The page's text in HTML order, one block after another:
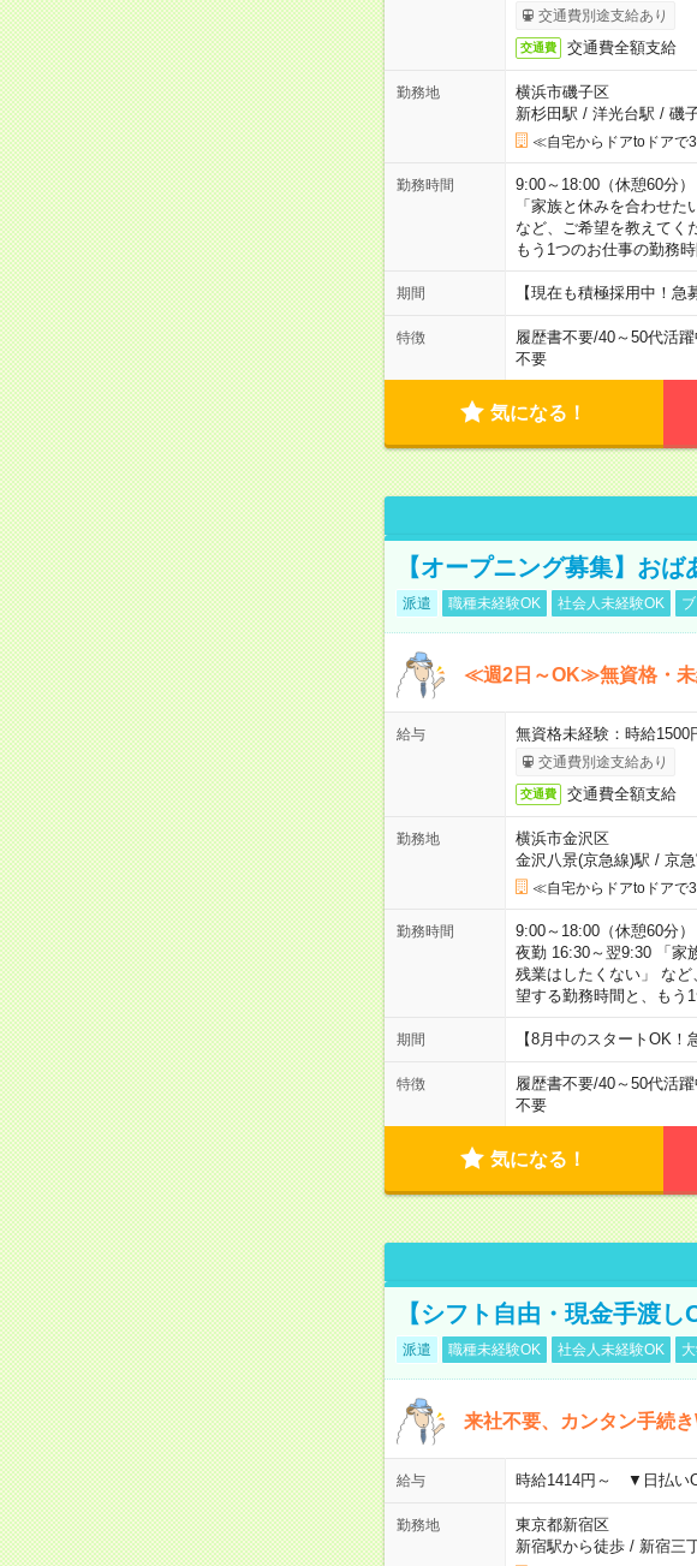
交通費別途支給あり
交通費 交通費全額支給
勤務地
横浜市磯子区
新杉田駅 / 洋光台駅 / 磯
≪自宅からドアtoドアで
勤務時間
9:00～18:00（休憩60分
「家族と休みを合わせ
など、ご希望を教えてく
もう1つのお仕事の勤務
期間 【現在も積極採用中！
特徴 履歴書不要/40～50代活躍
不要
気になる！
【オープニング募集】お
派遣 職種未経験OK 社会人未経験OK
≪週2日～OK≫無資格・未
給与 無資格未経験：時給
交通費別途支給あり
交通費 交通費全額支給
勤務地
横浜市金沢区
金沢八景(京急線)駅 / 京
≪自宅からドアtoドアで
勤務時間
9:00～18:00（休憩60分
夜勤 16:30～翌9:30 「家
残業はしたくない」 な
望する勤務時間と、もう
期間 【8月中のスタートOK
特徴 履歴書不要/40～50代活躍
不要
気になる！
【シフト自由・現金手渡
派遣 職種未経験OK 社会人未経験OK
来社不要、カンタン手続
給与 時給1414円～ ▼日払い
勤務地
東京都新宿区
新宿駅から徒歩/ 新宿三